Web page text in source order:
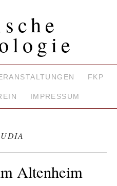
FKP
IMPRESSUM
Altenheim